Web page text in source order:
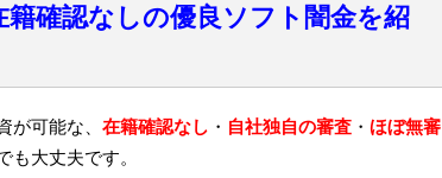
確認なしの優良ソフト闇金を紹
が可能な、 在籍確認なし ・ 自社独自の審査 ・ ほぼ無審
も大丈夫です。